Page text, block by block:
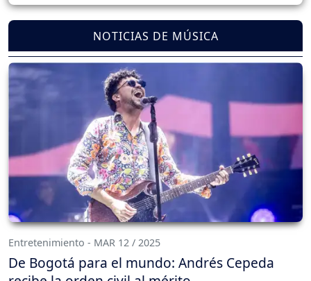
NOTICIAS DE MÚSICA
Entretenimiento - MAR 12 / 2025
De Bogotá para el mundo: Andrés Cepeda